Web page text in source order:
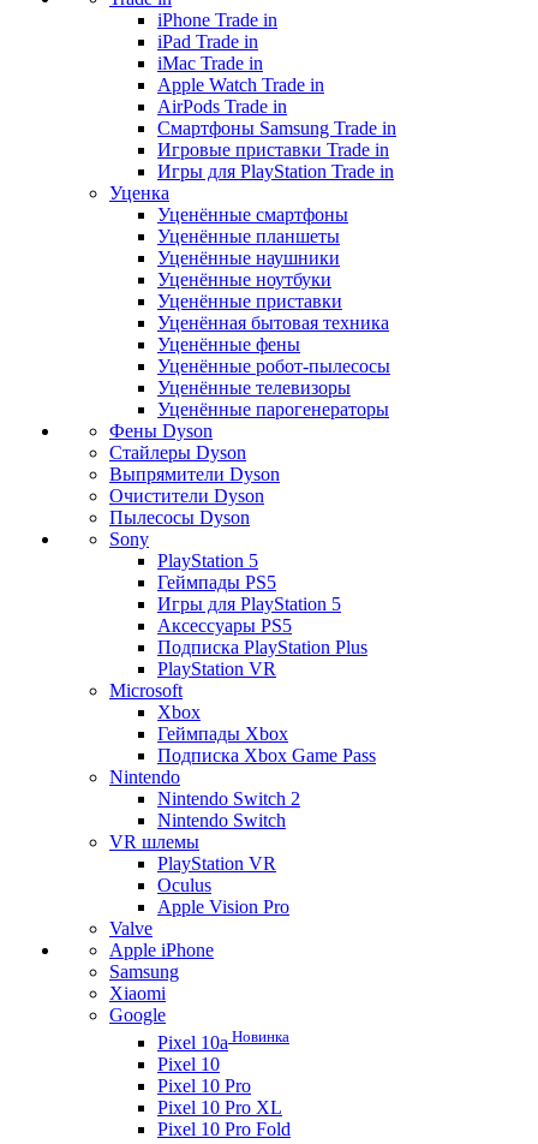
iPhone Trade in
iPad Trade in
iMac Trade in
Apple Watch Trade in
AirPods Trade in
Смартфоны Samsung Trade in
Игровые приставки Trade in
Игры для PlayStation Trade in
Уценка
Уценённые смартфоны
Уценённые планшеты
Уценённые наушники
Уценённые ноутбуки
Уценённые приставки
Уценённая бытовая техника
Уценённые фены
Уценённые робот-пылесосы
Уценённые телевизоры
Уценённые парогенераторы
Фены Dyson
Стайлеры Dyson
Выпрямители Dyson
Очистители Dyson
Пылесосы Dyson
Sony
PlayStation 5
Геймпады PS5
Игры для PlayStation 5
Аксессуары PS5
Подписка PlayStation Plus
PlayStation VR
Microsoft
Xbox
Геймпады Xbox
Подписка Xbox Game Pass
Nintendo
Nintendo Switch 2
Nintendo Switch
VR шлемы
PlayStation VR
Oculus
Apple Vision Pro
Valve
Apple iPhone
Samsung
Xiaomi
Google
Pixel 10a Новинка
Pixel 10
Pixel 10 Pro
Pixel 10 Pro XL
Pixel 10 Pro Fold